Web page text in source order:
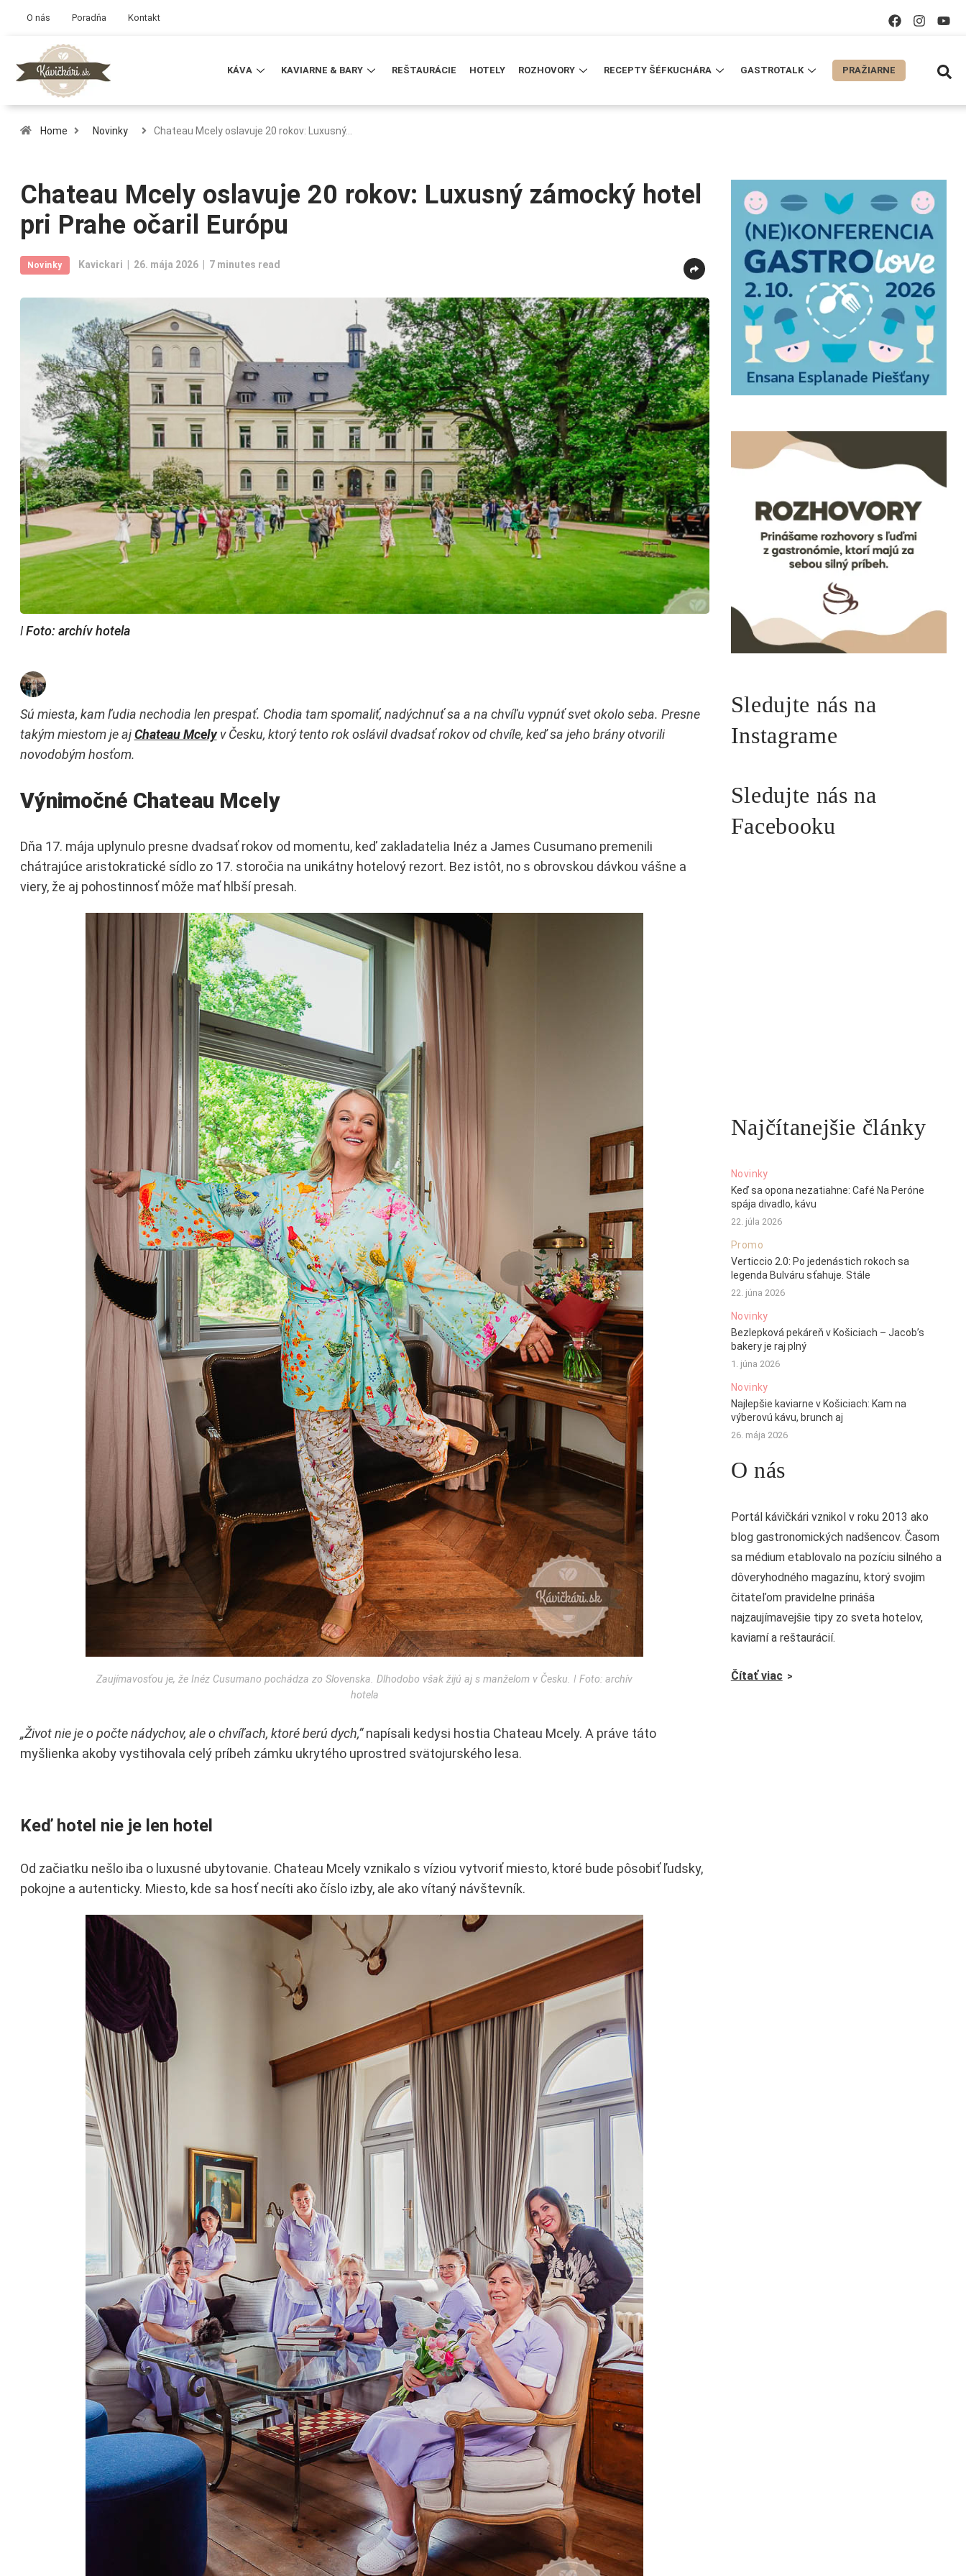
O nás Poradňa Kontakt
KÁVA KAVIARNE & BARY REŠTAURÁCIE HOTELY ROZHOVORY RECEPTY ŠÉFKUCHÁRA GASTROTALK PRAŽIARNE
Home Novinky Chateau Mcely oslavuje 20 rokov: Luxusný…
Chateau Mcely oslavuje 20 rokov: Luxusný zámocký hotel
pri Prahe očaril Európu
Novinky Kavickari 26. mája 2026 7 minutes read
ǀ Foto: archív hotela
Sú miesta, kam ľudia nechodia len prespať. Chodia tam spomaliť, nadýchnuť sa a na chvíľu vypnúť svet okolo seba. Presne
takým miestom je ajChateau Mcelyv Česku, ktorý tento rok oslávil dvadsať rokov od chvíle, keď sa jeho brány otvorili
novodobým hosťom.
Výnimočné Chateau Mcely
Dňa 17. mája uplynulo presne dvadsať rokov od momentu, keď zakladatelia Inéz a James Cusumano premenili
chátrajúce aristokratické sídlo zo 17. storočia na unikátny hotelový rezort. Bez istôt, no s obrovskou dávkou vášne a
viery, že aj pohostinnosť môže mať hlbší presah.
Zaujímavosťou je, že Inéz Cusumano pochádza zo Slovenska. Dlhodobo však žijú aj s manželom v Česku. ǀ Foto: archív
hotela
„Život nie je o počte nádychov, ale o chvíľach, ktoré berú dych,“napísali kedysi hostia Chateau Mcely. A práve táto
myšlienka akoby vystihovala celý príbeh zámku ukrytého uprostred svätojurského lesa.
Keď hotel nie je len hotel
Od začiatku nešlo iba o luxusné ubytovanie. Chateau Mcely vznikalo s víziou vytvoriť miesto, ktoré bude pôsobiť ľudsky,
pokojne a autenticky. Miesto, kde sa hosť necíti ako číslo izby, ale ako vítaný návštevník.
Sledujte nás na
Instagrame
Sledujte nás na
Facebooku
Najčítanejšie články
Novinky
Keď sa opona nezatiahne: Café Na Peróne
spája divadlo, kávu
22. júla 2026
Promo
Verticcio 2.0: Po jedenástich rokoch sa
legenda Bulváru sťahuje. Stále
22. júna 2026
Novinky
Bezlepková pekáreň v Košiciach – Jacob’s
bakery je raj plný
1. júna 2026
Novinky
Najlepšie kaviarne v Košiciach: Kam na
výberovú kávu, brunch aj
26. mája 2026
O nás
Portál kávičkári vznikol v roku 2013 ako
blog gastronomických nadšencov. Časom
sa médium etablovalo na pozíciu silného a
dôveryhodného magazínu, ktorý svojim
čitateľom pravidelne prináša
najzaujímavejšie tipy zo sveta hotelov,
kaviarní a reštaurácií.
Čítať viac